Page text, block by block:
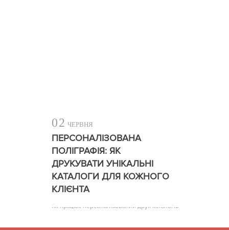
02 ЧЕРВНЯ
ПЕРСОНАЛІЗОВАНА
ПОЛІГРАФІЯ: ЯК
ДРУКУВАТИ УНІКАЛЬНІ
КАТАЛОГИ ДЛЯ КОЖНОГО
КЛІЄНТА
Як працює персоналізований друк каталогів